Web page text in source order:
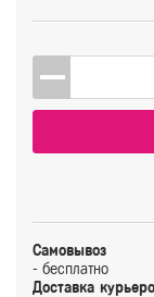
Самовывоз
- бесплатно
Доставка